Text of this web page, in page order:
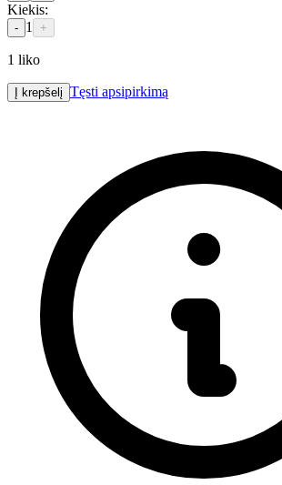
Kiekis:
- 1 +
1 liko
Į krepšelį Tęsti apsipirkimą